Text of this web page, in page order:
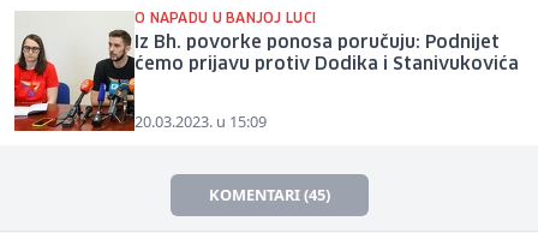
O NAPADU U BANJOJ LUCI
Iz Bh. povorke ponosa poručuju: Podnijet
ćemo prijavu protiv Dodika i Stanivukovića
20.03.2023. u 15:09
KOMENTARI (45)